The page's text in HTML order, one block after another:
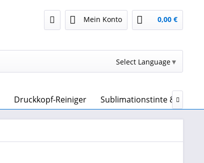
Mein Konto 0,00 €
Select Language▼
Druckkopf-Reiniger Sublimationstinte & 